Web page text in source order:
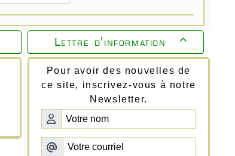

Lettre d'information
Pour avoir des nouvelles de
ce site, inscrivez-vous à notre
Newsletter.